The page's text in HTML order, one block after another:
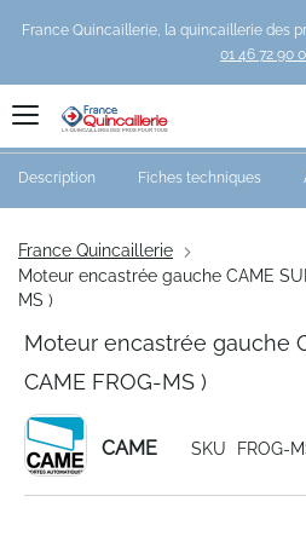
France Quincaillerie, la quincaillerie des
01 46 72 90
France Quincaillerie
Moteur encastrée gauche CAME
MS )
Moteur encastrée gauche
CAME FROG-MS )
CAME SKU FROG-
Description Fiches techniques